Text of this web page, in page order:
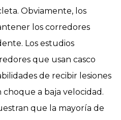
Obviamente, los
los corredores
Los estudios
que usan casco
de recibir lesiones
a baja velocidad.
que la mayoría de